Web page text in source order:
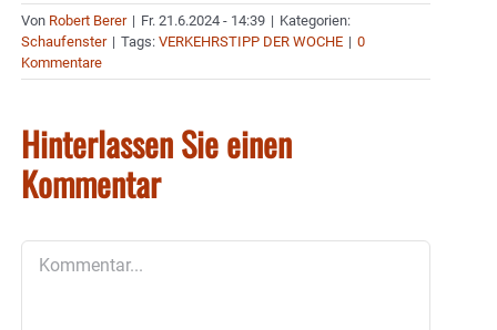
Von Robert Berer | Fr. 21.6.2024 - 14:39 | Kategorien:
Schaufenster | Tags: VERKEHRSTIPP DER WOCHE | 0
Kommentare
Hinterlassen Sie einen
Kommentar